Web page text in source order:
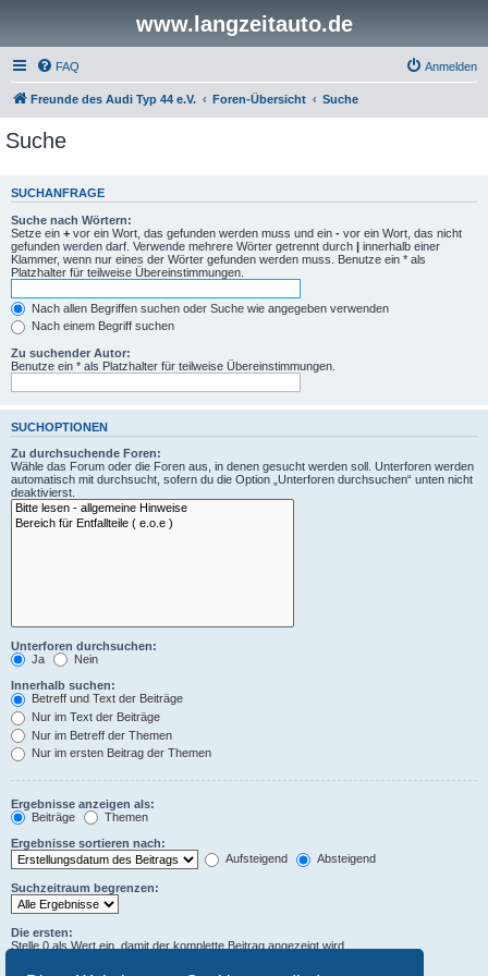
www.langzeitauto.de
FAQ Anmelden
Freunde des Audi Typ 44 e.V. Foren-Übersicht Suche
Suche
SUCHANFRAGE
Suche nach Wörtern:
Setze ein + vor ein Wort, das gefunden werden muss und ein - vor ein Wort, das nicht
gefunden werden darf. Verwende mehrere Wörter getrennt durch | innerhalb einer
Klammer, wenn nur eines der Wörter gefunden werden muss. Benutze ein * als
Platzhalter für teilweise Übereinstimmungen.
Nach allen Begriffen suchen oder Suche wie angegeben verwenden
Nach einem Begriff suchen
Zu suchender Autor:
Benutze ein * als Platzhalter für teilweise Übereinstimmungen.
SUCHOPTIONEN
Zu durchsuchende Foren:
Wähle das Forum oder die Foren aus, in denen gesucht werden soll. Unterforen werden
automatisch mit durchsucht, sofern du die Option „Unterforen durchsuchen“ unten nicht
deaktivierst.
Unterforen durchsuchen:
Ja
Nein
Innerhalb suchen:
Betreff und Text der Beiträge
Nur im Text der Beiträge
Nur im Betreff der Themen
Nur im ersten Beitrag der Themen
Ergebnisse anzeigen als:
Beiträge
Themen
Ergebnisse sortieren nach:
Aufsteigend
Absteigend
Suchzeitraum begrenzen:
Die ersten:
Stelle 0 als Wert ein, damit der komplette Beitrag angezeigt wird.